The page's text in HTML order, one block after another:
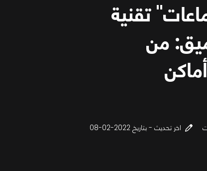
تقنية
من
اخر تحديث - بتاريخ 2022-02-08